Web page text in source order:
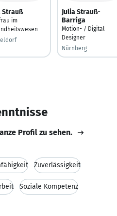
Strauß
im
Julia Strauß-
Barriga
Motion- / Digital
Designer
Nürnberg
Profil zu sehen.
Zuverlässigkeit
Soziale Kompetenz